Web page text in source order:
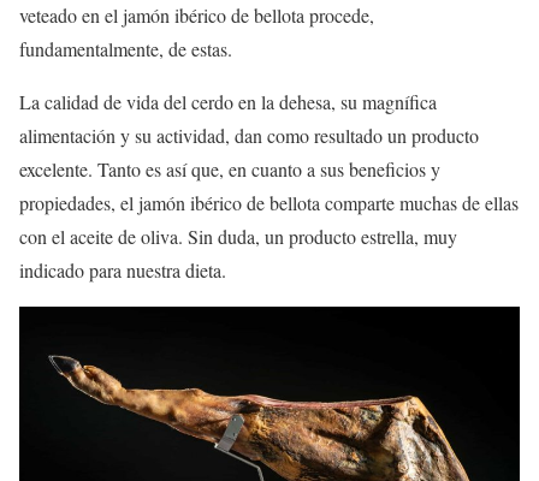
veteado en el jamón ibérico de bellota procede,
fundamentalmente, de estas.
La calidad de vida del cerdo en la dehesa, su magnífica
alimentación y su actividad, dan como resultado un producto
excelente. Tanto es así que, en cuanto a sus beneficios y
propiedades, el jamón ibérico de bellota comparte muchas de ellas
con el aceite de oliva. Sin duda, un producto estrella, muy
indicado para nuestra dieta.